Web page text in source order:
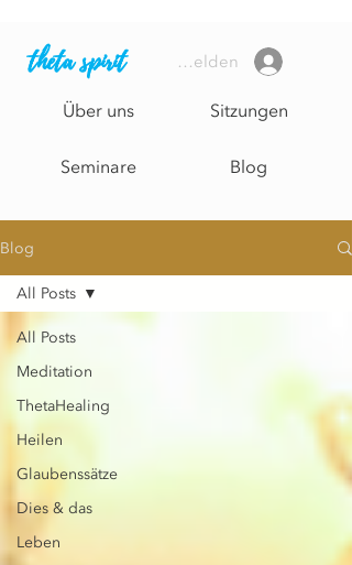
theta spirit
Über uns
Seminare
Sitzungen
Blog
Anmelden
Blog
All Posts
Meditation
ThetaHealing
Heilen
Glaubenssätze
Dies & das
Leben
All Posts